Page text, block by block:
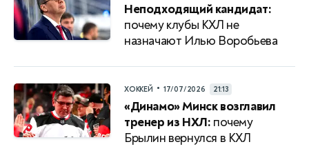
Неподходящий кандидат:
почему клубы КХЛ не
назначают Илью Воробьева
ХОККЕЙ • 17/07/2026 21:13
«Динамо» Минск возглавил
тренер из НХЛ: почему
Брылин вернулся в КХЛ